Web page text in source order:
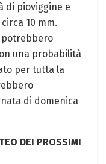
di pioviggine e
10 mm.
potrebbero
una probabilità
per tutta la
di domenica
DEI PROSSIMI